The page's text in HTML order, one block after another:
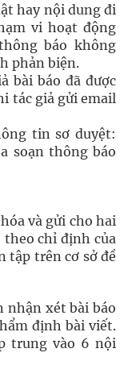
hay nội dung đi
vi hoạt động
báo không
phản biện.
bài báo đã được
tác giả gửi email
tin sơ duyệt:
soạn thông báo
và gửi cho hai
chỉ định của
tập trên cơ sở đề
nhận xét bài báo
định bài viết.
trung vào 6 nội